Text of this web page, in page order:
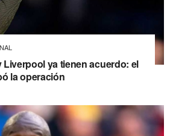
ya tienen acuerdo: el
la operación